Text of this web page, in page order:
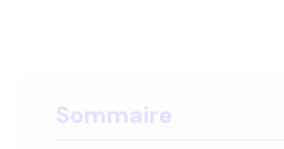
Sommaire